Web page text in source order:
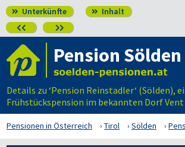
 Unterkünfte  Inhalt
 
Pension Sölden
Details zu ‘Pension Reinstadler‘ (Sölden),
Frühstückspension im bekannten Dorf Vent
Pensionen in Österreich Tirol Sölden